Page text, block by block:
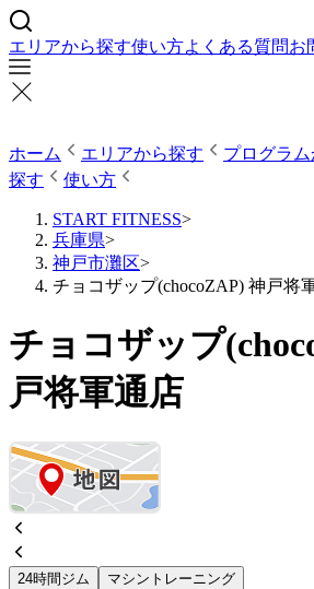
エリアから探す使い方よくある質問お
ホーム エリアから探す プログラ
探す
使い方
START FITNESS>
兵庫県>
神戸市灘区>
チョコザップ(chocoZAP) 神戸将
チョコザップ
戸将軍通店
24時間ジム
マシントレーニング